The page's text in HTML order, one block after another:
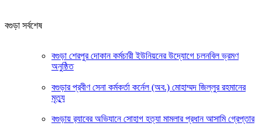
বগুড়া সর্বশেষ
বগুড়া শেরপুর দোকান কর্মচারী ইউনিয়নের উদ্যোগে চলনবিল ভ্রমণ
অনুষ্ঠিত
বগুড়ার প্রবীণ সেনা কর্মকর্তা কর্নেল (অব.) মোহাম্মদ জিল্লুর রহমানের
মৃত্যু
‎বগুড়ায় র‍্যাবের অভিযানে সোহাগ হত্যা মামলার প্রধান আসামি গ্রেপ্তার